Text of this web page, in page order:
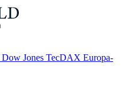
Dow Jones TecDAX Europa-